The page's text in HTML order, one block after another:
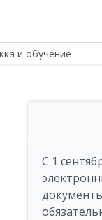
и обучение
С 1